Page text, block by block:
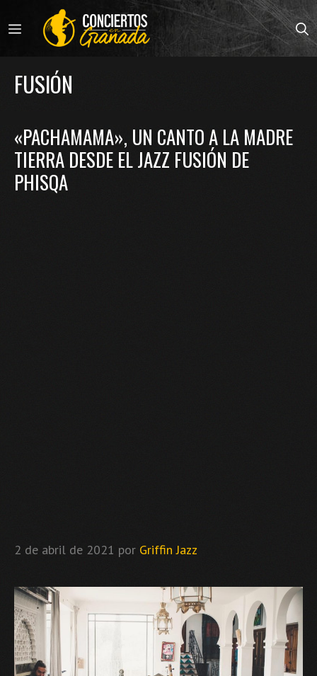
al
contenido
MENÚ
FUSIÓN
«PACHAMAMA», UN CANTO A LA MADRE
TIERRA DESDE EL JAZZ FUSIÓN DE
PHISQA
2 de abril de 2021 por Griffin Jazz